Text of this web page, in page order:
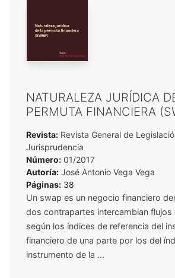
NATURALEZA JURÍDICA
PERMUTA FINANCIERA
Revista: Revista General de
Jurisprudencia
Número: 01/2017
Autoría: José Antonio Vega Vega
Páginas: 38
Un swap es un negocio financiero
dos contrapartes intercambian flujos
según los índices de referencia del
financiero de una parte por los del
instrumento de la ...